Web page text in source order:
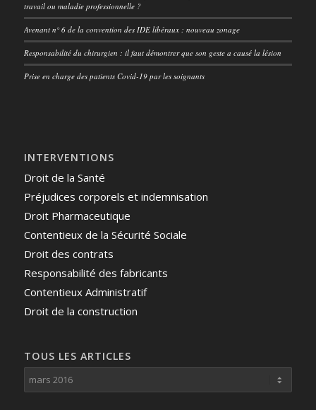
travail ou maladie professionnelle ?
Avenant n° 6 de la convention des IDE libéraux : nouveau zonage
Responsabilité du chirurgien : il faut démontrer que son geste a causé la lésion
Prise en charge des patients Covid-19 par les soignants
INTERVENTIONS
Droit de la Santé
Préjudices corporels et indemnisation
Droit Pharmaceutique
Contentieux de la Sécurité Sociale
Droit des contrats
Responsabilité des fabricants
Contentieux Administratif
Droit de la construction
TOUS LES ARTICLES